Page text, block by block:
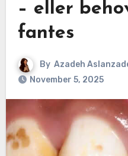
– eller
fantes
By Azadeh
November 5, 2025